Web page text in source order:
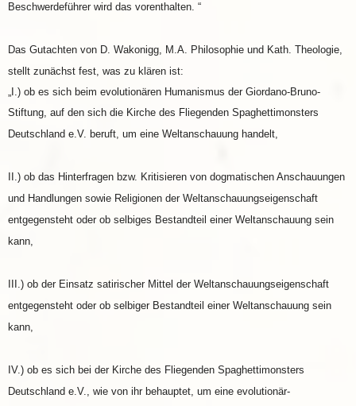
Beschwerdeführer wird das vorenthalten. “
Das Gutachten von D. Wakonigg, M.A. Philosophie und Kath. Theologie,
stellt zunächst fest, was zu klären ist:
„I.) ob es sich beim evolutionären Humanismus der Giordano-Bruno-
Stiftung, auf den sich die Kirche des Fliegenden Spaghettimonsters
Deutschland e.V. beruft, um eine Weltanschauung handelt,
II.) ob das Hinterfragen bzw. Kritisieren von dogmatischen Anschauungen
und Handlungen sowie Religionen der Weltanschauungseigenschaft
entgegensteht oder ob selbiges Bestandteil einer Weltanschauung sein
kann,
III.) ob der Einsatz satirischer Mittel der Weltanschauungseigenschaft
entgegensteht oder ob selbiger Bestandteil einer Weltanschauung sein
kann,
IV.) ob es sich bei der Kirche des Fliegenden Spaghettimonsters
Deutschland e.V., wie von ihr behauptet, um eine evolutionär-